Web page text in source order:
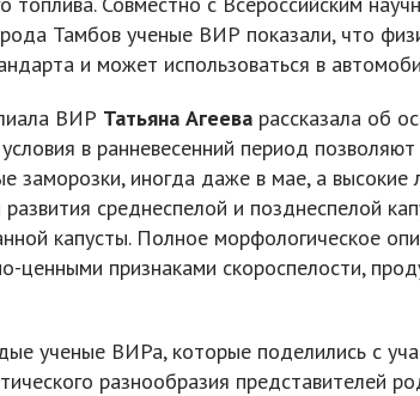
Тамбов ученые ВИР показали, что
и может использоваться в
ВИР Татьяна Агеева рассказала об
в ранневесенний период
заморозки, иногда даже в мае, а
среднеспелой и позднеспелой
капусты. Полное морфологическое
ценными признаками скороспелости,
ученые ВИРа, которые поделились с
разнообразия представителей